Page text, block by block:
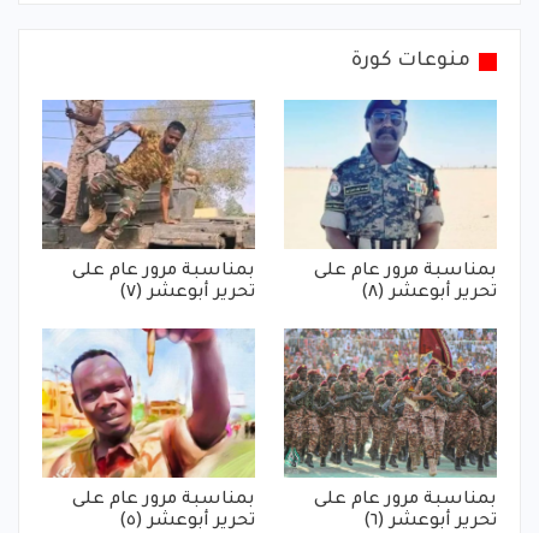
منوعات كورة
بمناسبة مرور عام على
تحرير أبوعشر (٨)
بمناسبة مرور عام على
تحرير أبوعشر (٧)
بمناسبة مرور عام على
تحرير أبوعشر (٦)
بمناسبة مرور عام على
تحرير أبوعشر (٥)